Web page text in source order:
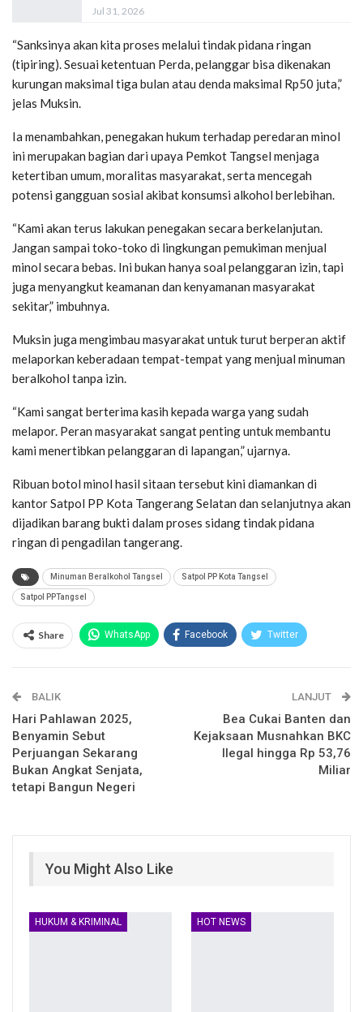
Jul 31, 2026
“Sanksinya akan kita proses melalui tindak pidana ringan
(tipiring). Sesuai ketentuan Perda, pelanggar bisa dikenakan
kurungan maksimal tiga bulan atau denda maksimal Rp50 juta,”
jelas Muksin.
Ia menambahkan, penegakan hukum terhadap peredaran minol
ini merupakan bagian dari upaya Pemkot Tangsel menjaga
ketertiban umum, moralitas masyarakat, serta mencegah
potensi gangguan sosial akibat konsumsi alkohol berlebihan.
“Kami akan terus lakukan penegakan secara berkelanjutan.
Jangan sampai toko-toko di lingkungan pemukiman menjual
minol secara bebas. Ini bukan hanya soal pelanggaran izin, tapi
juga menyangkut keamanan dan kenyamanan masyarakat
sekitar,” imbuhnya.
Muksin juga mengimbau masyarakat untuk turut berperan aktif
melaporkan keberadaan tempat-tempat yang menjual minuman
beralkohol tanpa izin.
“Kami sangat berterima kasih kepada warga yang sudah
melapor. Peran masyarakat sangat penting untuk membantu
kami menertibkan pelanggaran di lapangan,” ujarnya.
Ribuan botol minol hasil sitaan tersebut kini diamankan di
kantor Satpol PP Kota Tangerang Selatan dan selanjutnya akan
dijadikan barang bukti dalam proses sidang tindak pidana
ringan di pengadilan tangerang.
Minuman Beralkohol Tangsel Satpol PP Kota Tangsel
Satpol PPTangsel
Share WhatsApp Facebook Twitter
Telegram
BALIK
Hari Pahlawan 2025,
Benyamin Sebut
Perjuangan Sekarang
Bukan Angkat Senjata,
tetapi Bangun Negeri
LANJUT
Bea Cukai Banten dan
Kejaksaan Musnahkan BKC
Ilegal hingga Rp 53,76
Miliar
You Might Also Like
HUKUM & KRIMINAL HOT NEWS